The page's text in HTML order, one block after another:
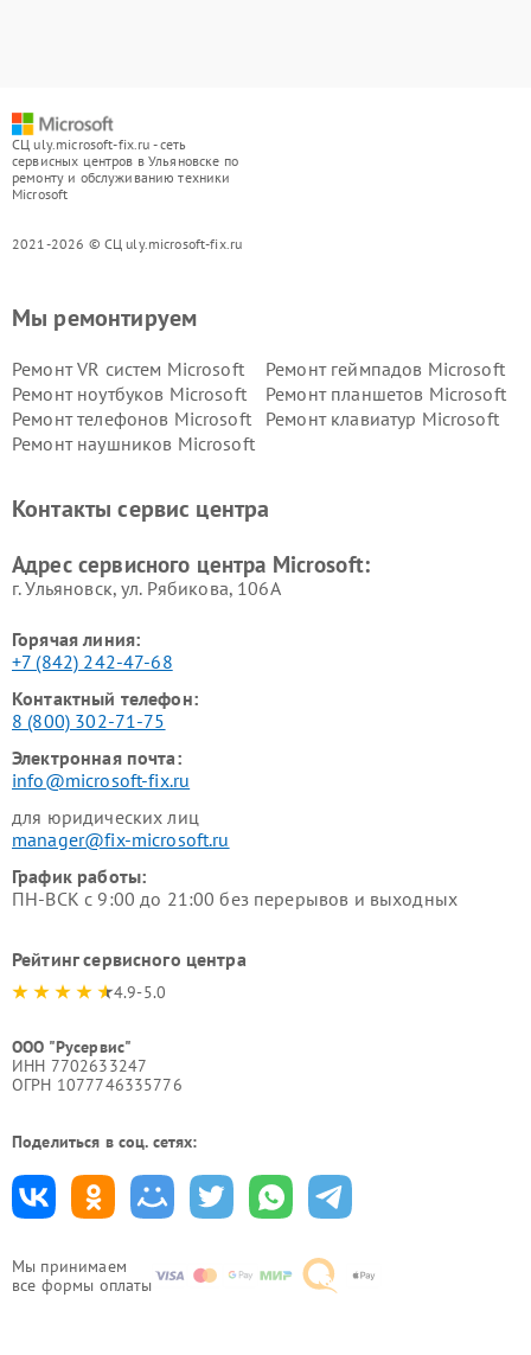
СЦ uly.microsoft-fix.ru - сеть
сервисных центров в Ульяновске по
ремонту и обслуживанию техники
Microsoft
2021-2026 © СЦ uly.microsoft-fix.ru
Мы принимаем
все формы оплаты
Мы ремонтируем
Ремонт VR систем Microsoft
Ремонт геймпадов Microsoft
Ремонт ноутбуков Microsoft
Ремонт планшетов Microsoft
Ремонт телефонов Microsoft
Ремонт клавиатур Microsoft
Ремонт наушников Microsoft
Контакты сервис центра
Адрес сервисного центра Microsoft:
г. Ульяновск, ул. Рябикова, 106А
Горячая линия:
+7 (842) 242-47-68
Контактный телефон:
8 (800) 302-71-75
Электронная почта:
info@microsoft-fix.ru
для юридических лиц
manager@fix-microsoft.ru
График работы:
ПН-ВСК с 9:00 до 21:00 без перерывов и выходных
Рейтинг сервисного центра
4.9-5.0
ООО "Русервис"
ИНН 7702633247
ОГРН 1077746335776
Поделиться в соц. сетях: